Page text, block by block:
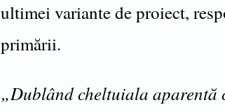
ultimei variante de proiect,
primării.
„Dublând cheltuiala